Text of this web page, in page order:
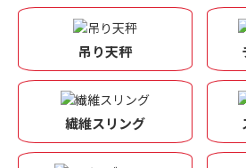
吊り天秤
繊維スリング